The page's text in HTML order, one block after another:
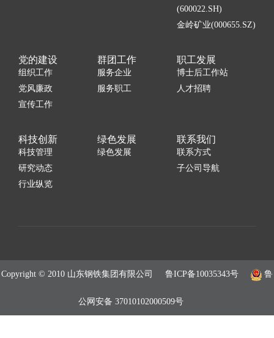
(600022.SH)
金岭矿业(000655.SZ)
党的建设
组织工作
党风廉政
宣传工作
群团工作
服务企业
服务职工
职工发展
博士后工作站
人才招聘
科技创新
科技管理
研究动态
行业纵览
绿色发展
绿色发展
联系我们
联系方式
子公司导航
Copyright © 2010 山东钢铁集团有限公司 鲁ICP备10035343号 鲁
公网安备 37010102000509号